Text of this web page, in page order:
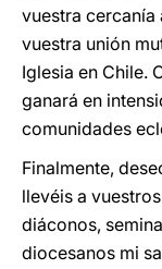
vuestra cercanía
vuestra unión
Iglesia en Chile.
ganará en
comunidades
Finalmente,
llevéis a
diáconos,
diocesanos mi